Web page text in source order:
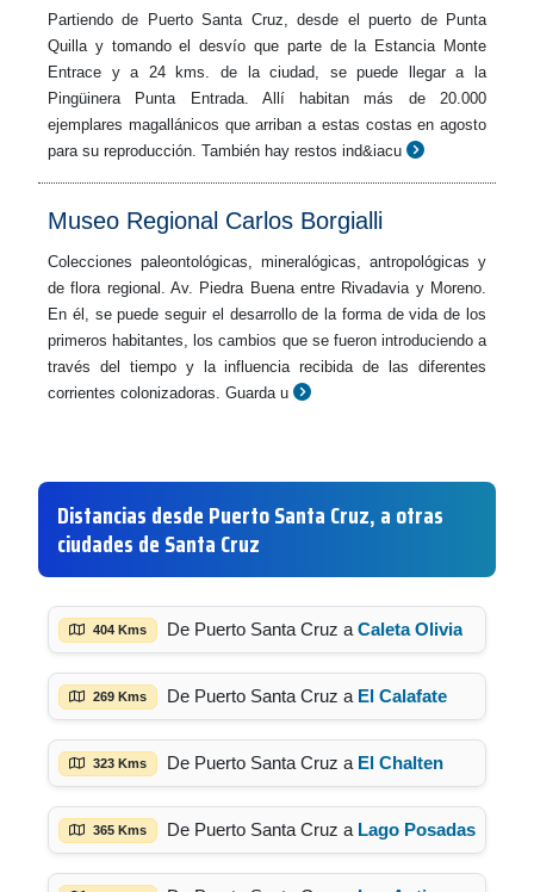
Partiendo de Puerto Santa Cruz, desde el puerto de Punta
Quilla y tomando el desvío que parte de la Estancia Monte
Entrace y a 24 kms. de la ciudad, se puede llegar a la
Pingüinera Punta Entrada. Allí habitan más de 20.000
ejemplares magallánicos que arriban a estas costas en agosto
para su reproducción. También hay restos ind&iacu
Museo Regional Carlos Borgialli
Colecciones paleontológicas, mineralógicas, antropológicas y
de flora regional. Av. Piedra Buena entre Rivadavia y Moreno.
En él, se puede seguir el desarrollo de la forma de vida de los
primeros habitantes, los cambios que se fueron introduciendo a
través del tiempo y la influencia recibida de las diferentes
corrientes colonizadoras. Guarda u
Distancias desde Puerto Santa Cruz, a otras
ciudades de Santa Cruz
404 Kms De Puerto Santa Cruz a Caleta Olivia
269 Kms De Puerto Santa Cruz a El Calafate
323 Kms De Puerto Santa Cruz a El Chalten
365 Kms De Puerto Santa Cruz a Lago Posadas